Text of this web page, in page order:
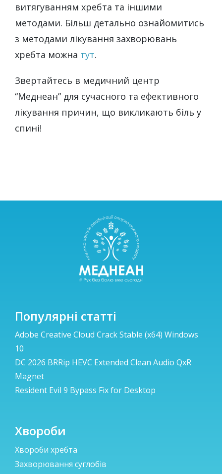
витягуванням хребта та іншими
методами. Більш детально ознайомитись
з методами лікування захворювань
хребта можна тут.
Звертайтесь в медичний центр
“Меднеан” для сучасного та ефективного
лікування причин, що викликають біль у
спині!
Популярні статті
Adobe Creative Cloud Crack Stable (x64) Windows
10
DC 2026 BRRip HEVC Extended Clean Audio QxR
Magnet
Resident Evil 9 Bypass Fix for Desktop
Хвороби
Хвороби хребта
Захворювання суглобів